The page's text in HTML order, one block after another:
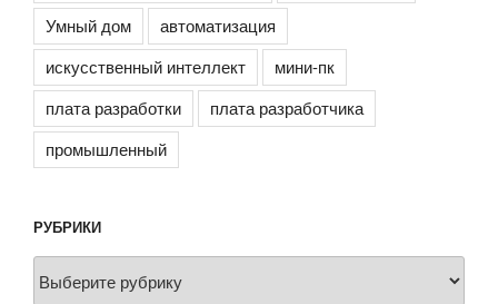
Умный дом
автоматизация
искусственный интеллект
мини-пк
плата разработки
плата разработчика
промышленный
РУБРИКИ